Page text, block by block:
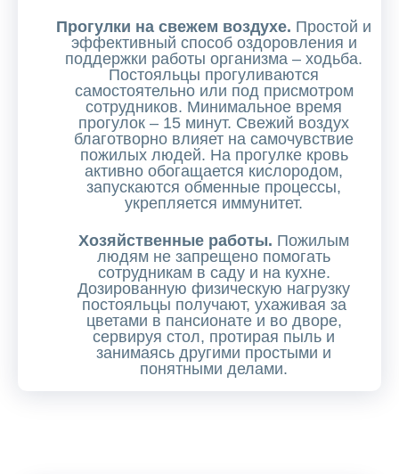
Прогулки на свежем воздухе. Простой и
эффективный способ оздоровления и
поддержки работы организма – ходьба.
Постояльцы прогуливаются
самостоятельно или под присмотром
сотрудников. Минимальное время
прогулок – 15 минут. Свежий воздух
благотворно влияет на самочувствие
пожилых людей. На прогулке кровь
активно обогащается кислородом,
запускаются обменные процессы,
укрепляется иммунитет.
Хозяйственные работы. Пожилым
людям не запрещено помогать
сотрудникам в саду и на кухне.
Дозированную физическую нагрузку
постояльцы получают, ухаживая за
цветами в пансионате и во дворе,
сервируя стол, протирая пыль и
занимаясь другими простыми и
понятными делами.